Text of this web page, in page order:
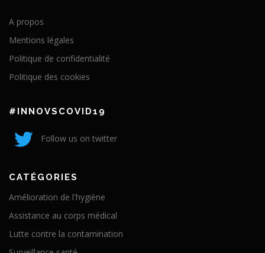
A propos
Mentions légales
Politique de confidentialité
Politique des cookies
#INNOVSCOVID19
Follow us on twitter
CATÉGORIES
Amélioration de l'hygiène
Assistance au corps médical
Lutte contre la contamination